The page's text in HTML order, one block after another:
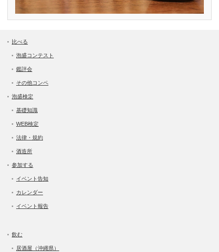
比べる
泡盛コンテスト
鑑評会
その他コンペ
泡盛検定
基礎知識
WEB検定
法律・規約
酒造所
参加する
イベント告知
カレンダー
イベント報告
飲む
居酒屋（沖縄県）